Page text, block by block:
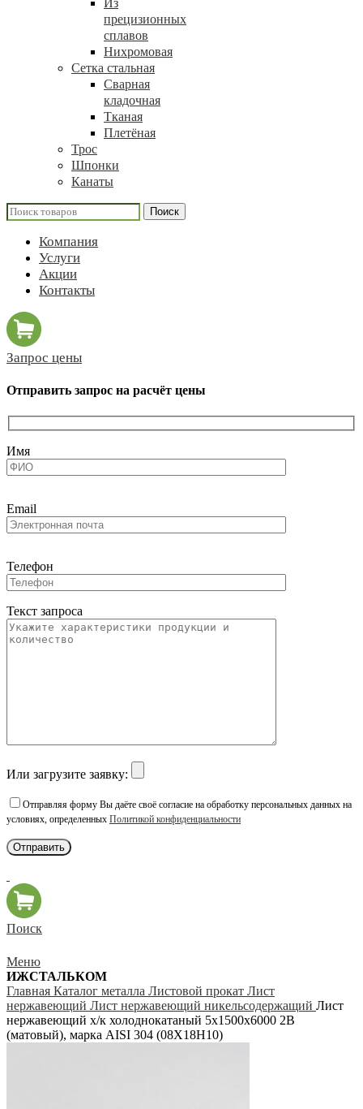
Из
прецизионных
сплавов
Нихромовая
Сетка стальная
Сварная
кладочная
Тканая
Плетёная
Трос
Шпонки
Канаты
Поиск
Компания
Услуги
Акции
Контакты
Запрос цены
Отправить запрос на расчёт цены
Имя
Email
Телефон
Текст запроса
Или загрузите заявку:
Отправляя форму Вы даёте своё согласие на обработку персональных данных на
условиях, определенных Политикой конфиденциальности
Поиск
Меню
ИЖСТАЛЬКОМ
Главная Каталог металла Листовой прокат Лист
нержавеющий Лист нержавеющий никельсодержащий Лист
нержавеющий х/к холоднокатаный 5х1500х6000 2B
(матовый), марка AISI 304 (08Х18Н10)